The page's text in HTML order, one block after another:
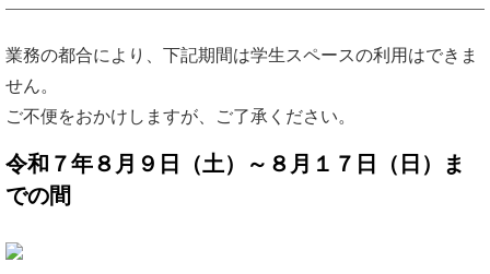
業務の都合により、下記期間は学生スペースの利用はできま
せん。
ご不便をおかけしますが、ご了承ください。
令和７年８月９日（土）～８月 １７日（日）ま
での間